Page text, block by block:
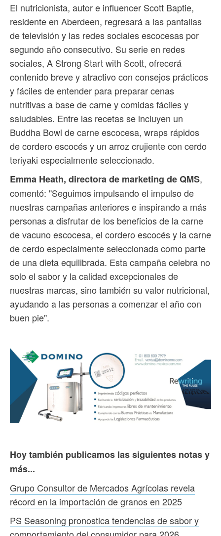
El nutricionista, autor e influencer Scott Baptie,
residente en Aberdeen, regresará a las pantallas
de televisión y las redes sociales escocesas por
segundo año consecutivo. Su serie en redes
sociales, A Strong Start with Scott, ofrecerá
contenido breve y atractivo con consejos prácticos
y fáciles de entender para preparar cenas
nutritivas a base de carne y comidas fáciles y
saludables. Entre las recetas se incluyen un
Buddha Bowl de carne escocesa, wraps rápidos
de cordero escocés y un arroz crujiente con cerdo
teriyaki especialmente seleccionado.
Emma Heath, directora de marketing de QMS,
comentó: "Seguimos impulsando el impulso de
nuestras campañas anteriores e inspirando a más
personas a disfrutar de los beneficios de la carne
de vacuno escocesa, el cordero escocés y la carne
de cerdo especialmente seleccionada como parte
de una dieta equilibrada. Esta campaña celebra no
solo el sabor y la calidad excepcionales de
nuestras marcas, sino también su valor nutricional,
ayudando a las personas a comenzar el año con
buen pie".
Hoy también publicamos las siguientes notas y
más...
Grupo Consultor de Mercados Agrícolas revela
récord en la importación de granos en 2025
PS Seasoning pronostica tendencias de sabor y